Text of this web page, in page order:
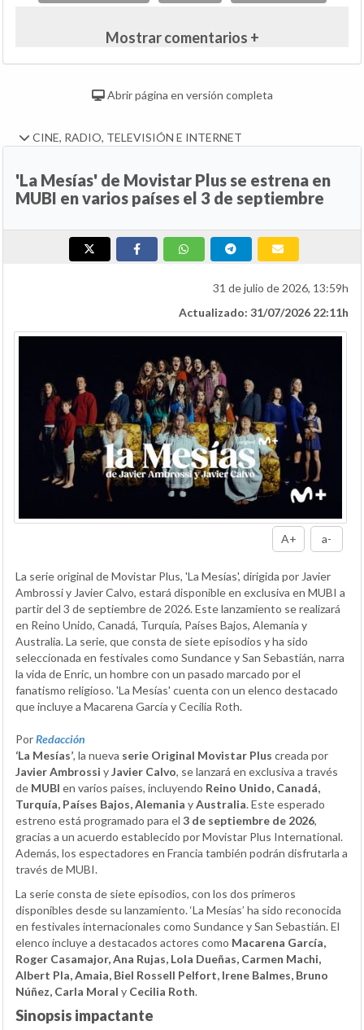
Mostrar comentarios +
Abrir página en versión completa
CINE, RADIO, TELEVISIÓN E INTERNET
'La Mesías' de Movistar Plus se estrena en
MUBI en varios países el 3 de septiembre
31 de julio de 2026, 13:59h
Actualizado: 31/07/2026 22:11h
A+ a-
La serie original de Movistar Plus, 'La Mesías', dirigida por Javier
Ambrossi y Javier Calvo, estará disponible en exclusiva en MUBI a
partir del 3 de septiembre de 2026. Este lanzamiento se realizará
en Reino Unido, Canadá, Turquía, Países Bajos, Alemania y
Australia. La serie, que consta de siete episodios y ha sido
seleccionada en festivales como Sundance y San Sebastián, narra
la vida de Enric, un hombre con un pasado marcado por el
fanatismo religioso. 'La Mesías' cuenta con un elenco destacado
que incluye a Macarena García y Cecilia Roth.
PorRedacción
‘La Mesías’, la nueva serie Original Movistar Plus creada por
Javier Ambrossi yJavier Calvo, se lanzará en exclusiva a través
de MUBI en varios países, incluyendo Reino Unido, Canadá,
Turquía, Países Bajos, Alemania yAustralia. Este esperado
estreno está programado para el 3 de septiembre de 2026,
gracias a un acuerdo establecido por Movistar Plus International.
Además, los espectadores en Francia también podrán disfrutarla a
través de MUBI.
La serie consta de siete episodios, con los dos primeros
disponibles desde su lanzamiento. ‘La Mesías’ ha sido reconocida
en festivales internacionales como Sundance y San Sebastián. El
elenco incluye a destacados actores como Macarena García,
Roger Casamajor, Ana Rujas, Lola Dueñas, Carmen Machi,
Albert Pla, Amaia, Biel Rossell Pelfort, Irene Balmes, Bruno
Núñez, Carla Moral y Cecilia Roth.
Sinopsis impactante